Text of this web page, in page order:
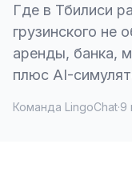
Где в Тбилиси
грузинского не
аренды, банка,
плюс AI-
Команда LingoChat·9